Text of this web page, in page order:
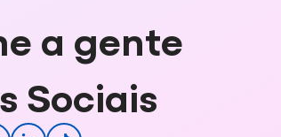
a gente
Sociais